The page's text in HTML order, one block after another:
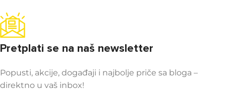
Pretplati se na naš newsletter
Popusti, akcije, događaji i najbolje priče sa bloga –
direktno u vaš inbox!